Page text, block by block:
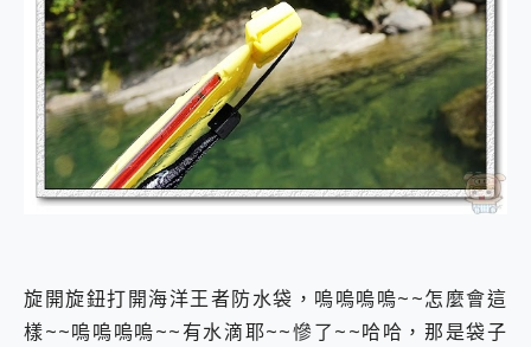
旋開旋鈕打開海洋王者防水袋，嗚嗚嗚嗚~~怎麼會這
樣~~嗚嗚嗚嗚~~有水滴耶~~慘了~~哈哈，那是袋子